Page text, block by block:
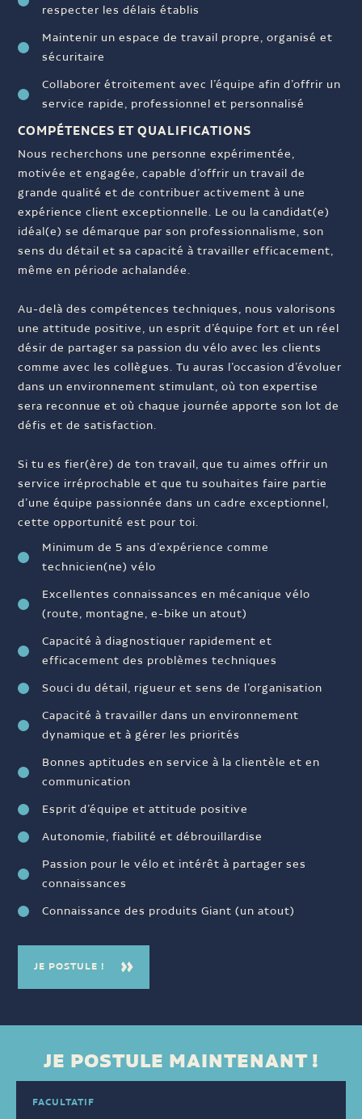
respecter les délais établis
Maintenir un espace de travail propre, organisé et
sécuritaire
Collaborer étroitement avec l’équipe afin d’offrir un
service rapide, professionnel et personnalisé
COMPÉTENCES ET QUALIFICATIONS
Nous recherchons une personne expérimentée,
motivée et engagée, capable d’offrir un travail de
grande qualité et de contribuer activement à une
expérience client exceptionnelle. Le ou la candidat(e)
idéal(e) se démarque par son professionnalisme, son
sens du détail et sa capacité à travailler efficacement,
même en période achalandée.
Au-delà des compétences techniques, nous valorisons
une attitude positive, un esprit d’équipe fort et un réel
désir de partager sa passion du vélo avec les clients
comme avec les collègues. Tu auras l’occasion d’évoluer
dans un environnement stimulant, où ton expertise
sera reconnue et où chaque journée apporte son lot de
défis et de satisfaction.
Si tu es fier(ère) de ton travail, que tu aimes offrir un
service irréprochable et que tu souhaites faire partie
d’une équipe passionnée dans un cadre exceptionnel,
cette opportunité est pour toi.
Minimum de 5 ans d’expérience comme
technicien(ne) vélo
Excellentes connaissances en mécanique vélo
(route, montagne, e-bike un atout)
Capacité à diagnostiquer rapidement et
efficacement des problèmes techniques
Souci du détail, rigueur et sens de l’organisation
Capacité à travailler dans un environnement
dynamique et à gérer les priorités
Bonnes aptitudes en service à la clientèle et en
communication
Esprit d’équipe et attitude positive
Autonomie, fiabilité et débrouillardise
Passion pour le vélo et intérêt à partager ses
connaissances
Connaissance des produits Giant (un atout)
JE POSTULE !
JE POSTULE MAINTENANT !
FACULTATIF